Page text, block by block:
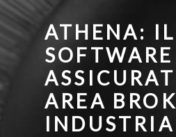
ATHENA: IL
SOFTWARE
AREA
INDUSTRIA